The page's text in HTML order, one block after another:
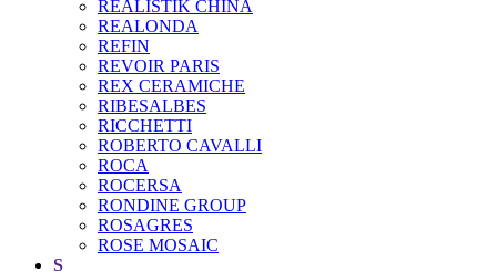
REALISTIK CHINA
REALONDA
REFIN
REVOIR PARIS
REX CERAMICHE
RIBESALBES
RICCHETTI
ROBERTO CAVALLI
ROCA
ROCERSA
RONDINE GROUP
ROSAGRES
ROSE MOSAIC
S